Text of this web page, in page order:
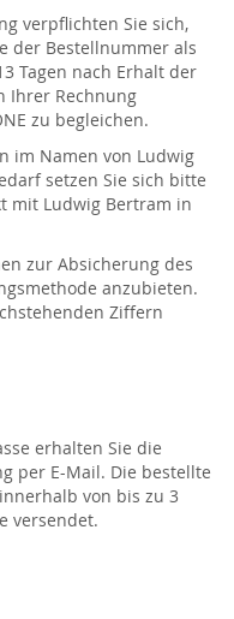
verpflichten Sie sich,
der Bestellnummer als
Tagen nach Erhalt der
Ihrer Rechnung
zu begleichen.
im Namen von Ludwig
setzen Sie sich bitte
mit Ludwig Bertram in
zur Absicherung des
anzubieten.
Ziffern
erhalten Sie die
per E-Mail. Die bestellte
von bis zu 3
versendet.